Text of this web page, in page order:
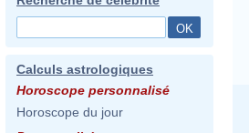
Calculs astrologiques
Horoscope personnalisé
Horoscope du jour